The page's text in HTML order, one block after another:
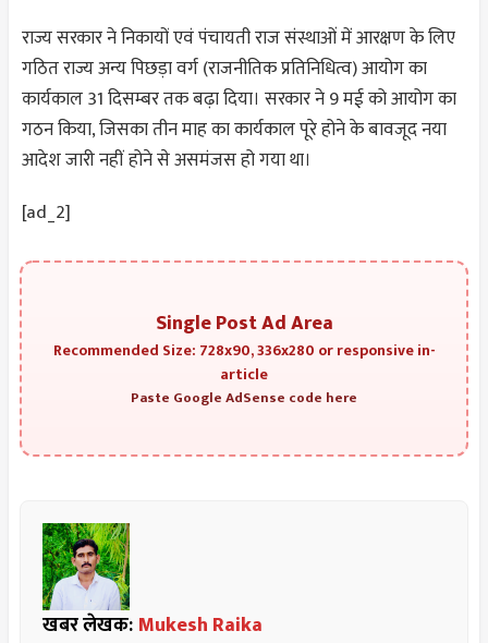
राज्य सरकार ने निकायों एवं पंचायती राज संस्थाओं में आरक्षण के लिए
गठित राज्य अन्य पिछड़ा वर्ग (राजनीतिक प्रतिनिधित्व) आयोग का
कार्यकाल 31 दिसम्बर तक बढ़ा दिया। सरकार ने 9 मई को आयोग का
गठन किया, जिसका तीन माह का कार्यकाल पूरे होने के बावजूद नया
आदेश जारी नहीं होने से असमंजस हो गया था।
[ad_2]
Single Post Ad Area
Recommended Size: 728x90, 336x280 or responsive in-
article
Paste Google AdSense code here
खबर लेखक: Mukesh Raika